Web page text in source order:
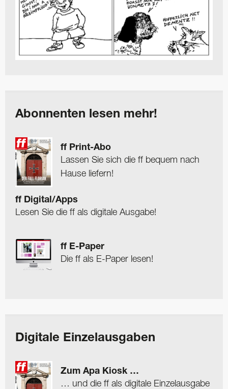
Abonnenten lesen mehr!
ff Print-Abo
Lassen Sie sich die ff bequem nach
Hause liefern!
ff Digital/Apps
Lesen Sie die ff als digitale Ausgabe!
ff E-Paper
Die ff als E-Paper lesen!
Digitale Einzelausgaben
Zum Apa Kiosk …
… und die ff als digitale Einzelausgabe